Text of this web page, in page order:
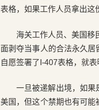
表格，如果工作人员拿出这
海关工作人员、美国移
面剥夺当事人的合法永久
自愿签署了I-407表格，就
一旦被递解出境，如果
美国，但这个禁期也有可